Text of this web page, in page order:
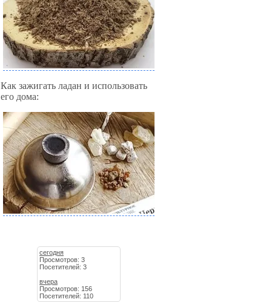
Как зажигать ладан и использовать
его дома:
сегодня
Просмотров: 3
Посетителей: 3
вчера
Просмотров: 156
Посетителей: 110